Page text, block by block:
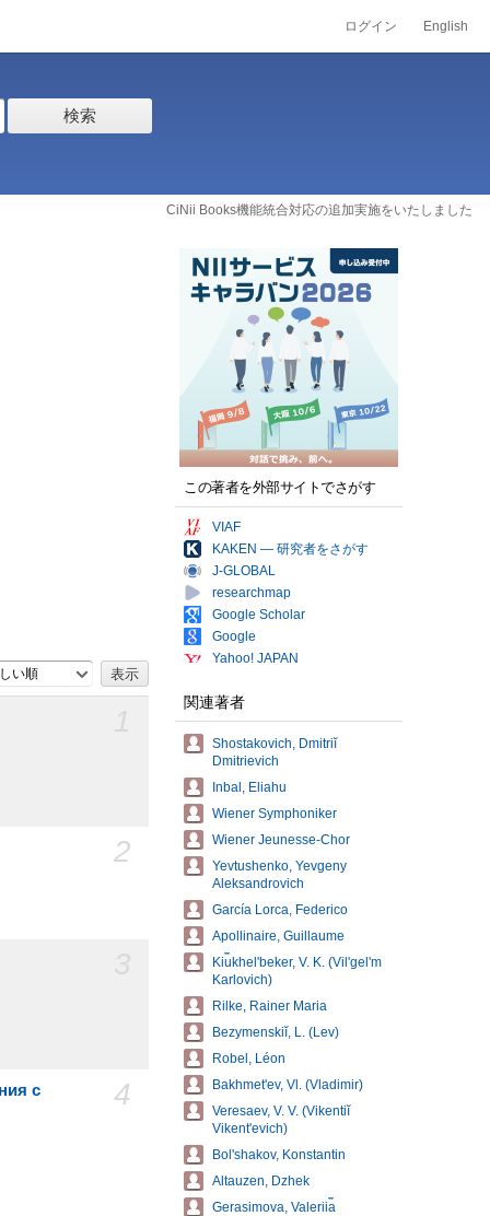
ログイン English
検索
CiNii Books機能統合対応の追加実施をいたしました
い順
2
4
с
この著者を外部サイトでさがす
VIAF
KAKEN — 研究者をさがす
J-GLOBAL
researchmap
Google Scholar
Google
Yahoo! JAPAN
関連著者
Shostakovich, Dmitriĭ
Dmitrievich
Inbal, Eliahu
Wiener Symphoniker
Wiener Jeunesse-Chor
Yevtushenko, Yevgeny
Aleksandrovich
García Lorca, Federico
Apollinaire, Guillaume
Ki︠u︡khelʹbeker, V. K. (Vilʹgelʹm
Karlovich)
Rilke, Rainer Maria
Bezymenskiĭ, L. (Lev)
Robel, Léon
Bakhmetʹev, Vl. (Vladimir)
Veresaev, V. V. (Vikentiĭ
Vikentʹevich)
Bolʹshakov, Konstantin
Altauzen, Dzhek
Gerasimova, Valerii︠a︡